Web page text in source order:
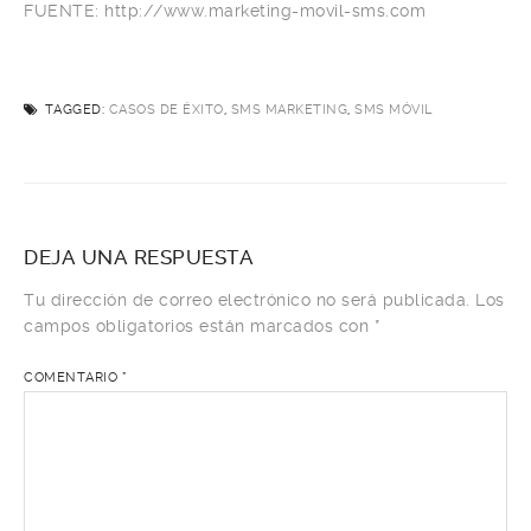
FUENTE: http://www.marketing-movil-sms.com
TAGGED: CASOS DE ÉXITO, SMS MARKETING, SMS MÓVIL
DEJA UNA RESPUESTA
Tu dirección de correo electrónico no será publicada.
Los
campos obligatorios están marcados con *
COMENTARIO *